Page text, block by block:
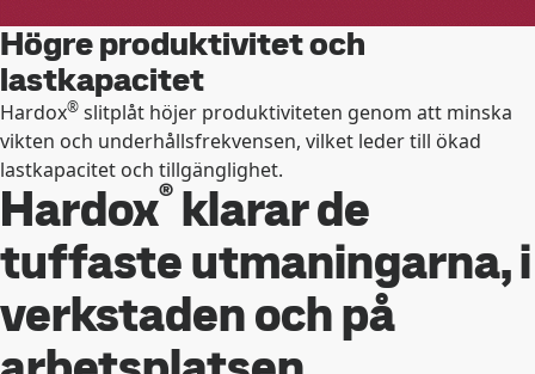
Högre produktivitet och
lastkapacitet
Hardox® slitplåt höjer produktiviteten genom att minska
vikten och underhållsfrekvensen, vilket leder till ökad
lastkapacitet och tillgänglighet.
Hardox® klarar de
tuffaste utmaningarna, i
verkstaden och på